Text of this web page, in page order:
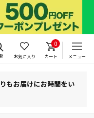
お気に入り
0
カート メニュー
もお届けにお時間をい